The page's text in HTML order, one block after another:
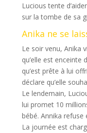
Lucious tente
sur la tombe de sa
Anika ne se
Le soir venu, Anika
qu’elle est enceinte
qu’est prête à lui
déclare qu’elle
Le lendemain,
lui promet 10
bébé. Annika
La journée est